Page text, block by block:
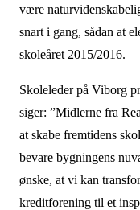
være
snart i gang, sådan at
skoleåret 2015/2016.
Skoleleder på Viborg
siger: ”Midlerne fra
at skabe fremtidens
bevare bygningens
ønske, at vi kan
kreditforening til et